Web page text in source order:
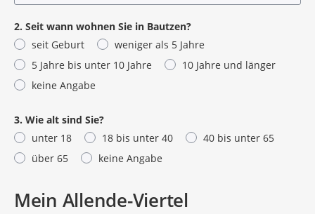
Lage Allende-Viertel
Abgrenzungsplan Allende-
Viertel
Vermessung Sachsen 2024
2. Seit wann wohnen Sie in Bautzen?
seit Geburt
weniger als 5 Jahre
5 Jahre bis unter 10 Jahre
10 Jahre und länger
keine Angabe
3. Wie alt sind Sie?
unter 18
18 bis unter 40
40 bis unter 65
über 65
keine Angabe
Mein Allende-Viertel